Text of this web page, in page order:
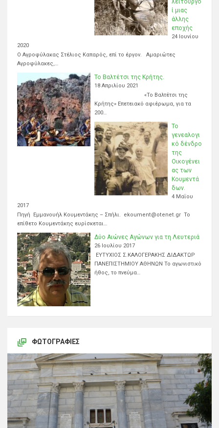
λειτουργο
ί μιας
άλλης
εποχής
24 Ιουνίου
2020
Ο Αγροφύλακας Στέλιος Καπαρός, επί το έργον. Αμαριώτες
Αγροφύλακες,…
Το Βαλτέτσι της Κρήτης.
18 Απριλίου 2021
«Το Βαλτέτσι της
Κρήτης» Επετειακό αφιέρωμα, για τα
200…
Το
γενεαλογι
κό δένδρο
της
Οικογένει
ας των
Κουμεντά
δων.
4 Μαΐου
2017
Πηγή Εμμανουήλ Κουμεντάκης – Σπήλι. ekoument@otenet.gr Το
επίθετο Κουμεντάκης ευρίσκεται…
Δύο Αιώνες Αγώνων για τη Λευτεριά
26 Ιουλίου 2017
ΕΥΤΥΧΙΟΣ Σ.ΚΑΛΟΓΕΡΑΚΗΣ ΔΙΔΑΚΤΩΡ
ΠΑΝΕΠΙΣΤΗΜΙΟΥ ΑΘΗΝΩΝ Το αγωνιστικό
ήθος, το πνεύμα…
ΦΩΤΟΓΡΑΦΊΕΣ